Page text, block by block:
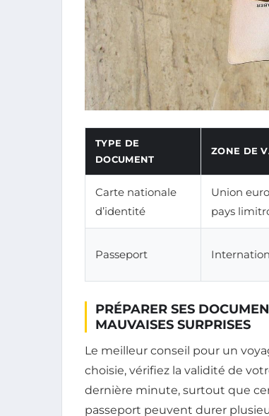
TYPE DE
DOCUMENT
ZONE DE
Carte nationale
d’identité
Union
pays
Passeport
PRÉPARER SES
MAUVAISES SURPRISES
Le meilleur conseil pour un
choisie, vérifiez la validité de
dernière minute, surtout que
passeport peuvent durer